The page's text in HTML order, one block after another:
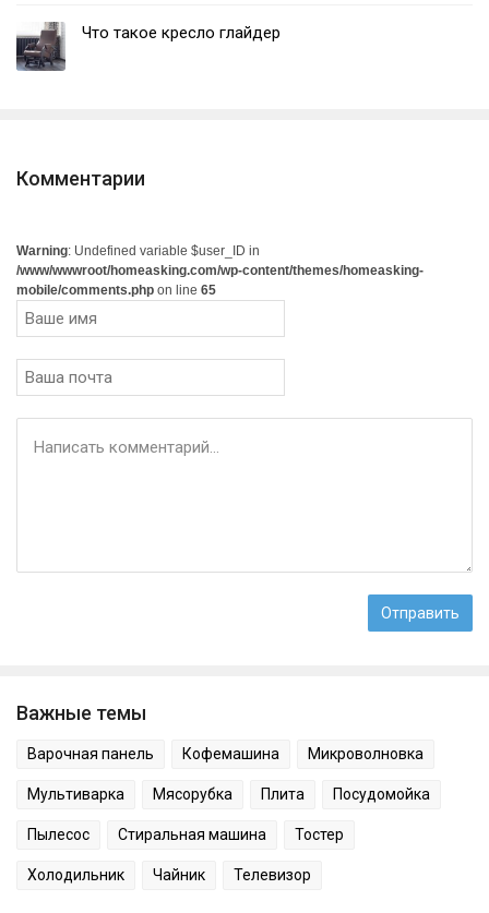
Что такое кресло глайдер
Комментарии
Warning: Undefined variable $user_ID in
/www/wwwroot/homeasking.com/wp-content/themes/homeasking-
mobile/comments.php on line 65
Важные темы
Варочная панель Кофемашина Микроволновка
Мультиварка Мясорубка Плита Посудомойка
Пылесос Стиральная машина Тостер
Холодильник Чайник Телевизор